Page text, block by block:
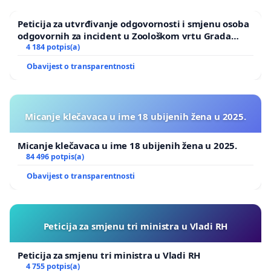
Peticija za utvrđivanje odgovornosti i smjenu osoba
odgovornih za incident u Zoološkom vrtu Grada
Zagreba
4 184 potpis(a)
Obavijest o transparentnosti
Micanje klečavaca u ime 18 ubijenih žena u 2025.
Micanje klečavaca u ime 18 ubijenih žena u 2025.
84 496 potpis(a)
Obavijest o transparentnosti
Peticija za smjenu tri ministra u Vladi RH
Peticija za smjenu tri ministra u Vladi RH
4 755 potpis(a)